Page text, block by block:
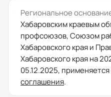
Региональное
Хабаровским краевым
профсоюзов, Союзом
Хабаровского края и
Хабаровского края на
05.12.2025, применяется
соглашения.